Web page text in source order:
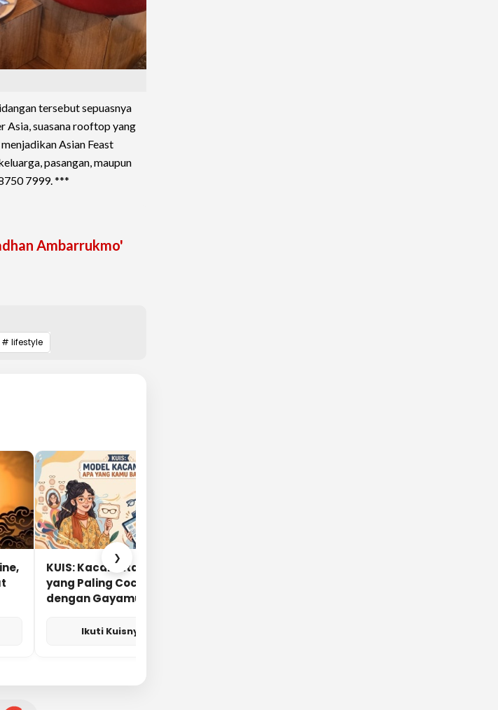
tersebut sepuasnya
Asia, suasana rooftop yang
Asian Feast
pasangan, maupun
7999. ***
Ambarrukmo'
# lifestyle
KUIS: Kacamata Apa
yang Paling Cocok
dengan Gayamu?
Ikuti Kuisnya ➔
❯